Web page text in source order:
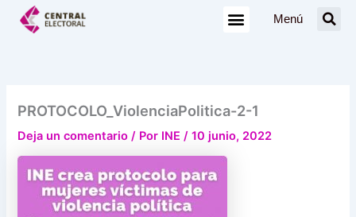
Menú
PROTOCOLO_ViolenciaPolitica-2-1
Deja un comentario / Por INE/10 junio, 2022